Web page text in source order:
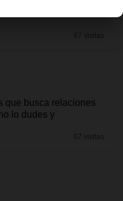
67 visitas
que busca relaciones
lo dudes y
67 visitas